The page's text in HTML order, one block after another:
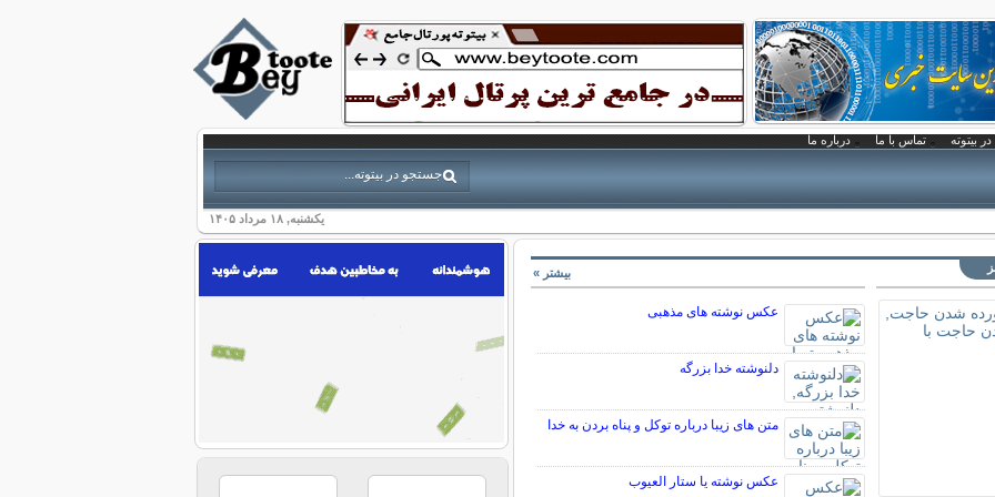
در بیتوته تماس با ما درباره ما
یکشنبه, ۱۸ مرداد ۱۴۰۵
عکس نوشته های مذهبی
دلنوشته خدا بزرگه
متن های زیبا درباره توکل و پناه بردن به خدا
عکس نوشته یا ستار العیوب
بیشتر »